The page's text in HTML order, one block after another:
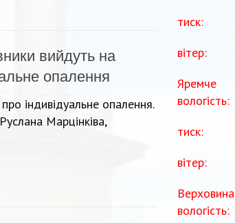
вийдуть на
опалення
індивідуальне опалення.
Марцінківа,
тиск:
вітер:
Яремче
вологість:
тиск:
вітер:
Верховина
вологість: